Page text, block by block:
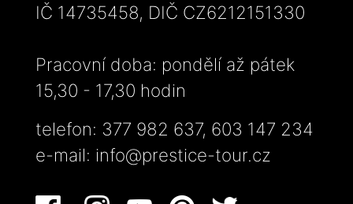
IČ 14735458, DIČ CZ6212151330
Pracovní doba: pondělí až pátek
15,30 - 17,30 hodin
telefon: 377 982 637, 603 147 234
e-mail: info@prestice-tour.cz